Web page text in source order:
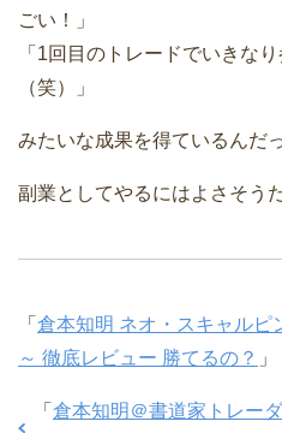
ごい！」
「1回目のトレードでいきな
（笑）」
みたいな成果を得ているんだっ
副業としてやるにはよさそう
「 倉本知明 ネオ・スキャルピ
～ 徹底レビュー 勝てるの？ 」
「 倉本知明＠書道家トレー